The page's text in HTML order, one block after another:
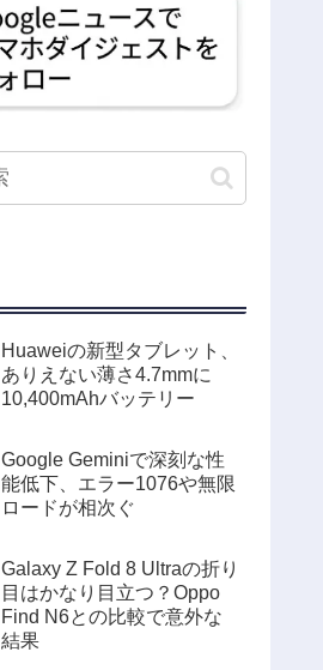
Huaweiの新型タブレット、
ありえない薄さ4.7mmに
10,400mAhバッテリー
Google Geminiで深刻な性
能低下、エラー1076や無限
ロードが相次ぐ
Galaxy Z Fold 8 Ultraの折り
目はかなり目立つ？Oppo
Find N6との比較で意外な
結果